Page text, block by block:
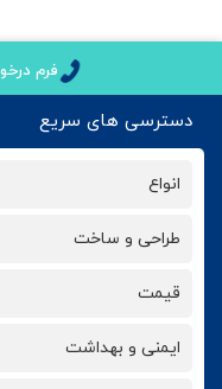
دسترسی های سریع
انواع
طراحی و ساخت
قیمت
ایمنی و بهداشت
فرم